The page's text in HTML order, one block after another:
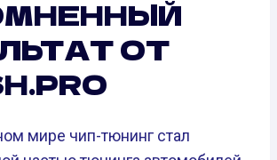
ОТ
мире чип-тюнинг стал